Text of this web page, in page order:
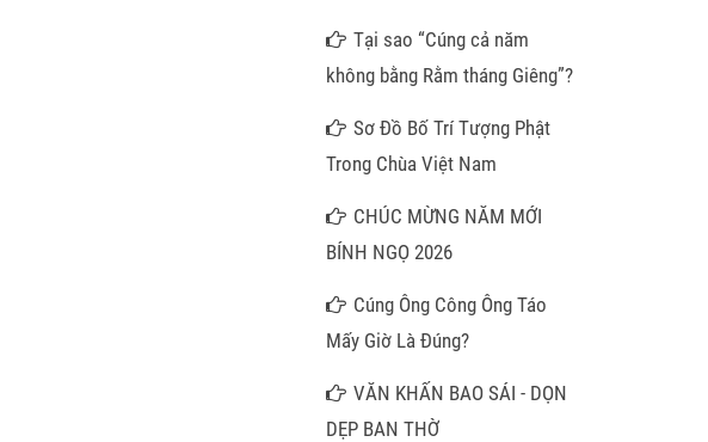
Tại sao “Cúng cả năm
không bằng Rằm tháng Giêng”?
Sơ Đồ Bố Trí Tượng Phật
Trong Chùa Việt Nam
CHÚC MỪNG NĂM MỚI
BÍNH NGỌ 2026
Cúng Ông Công Ông Táo
Mấy Giờ Là Đúng?
VĂN KHẤN BAO SÁI - DỌN
DẸP BAN THỜ